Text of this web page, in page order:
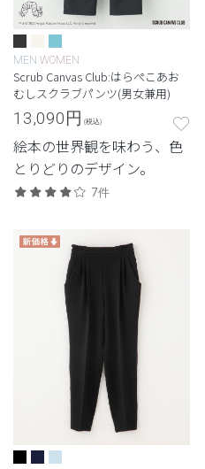
MEN WOMEN
Scrub Canvas Club:はらぺこあお
むしスクラブパンツ(男女兼用)
13,090円 (税込)
絵本の世界観を味わう、色
とりどりのデザイン。
7件